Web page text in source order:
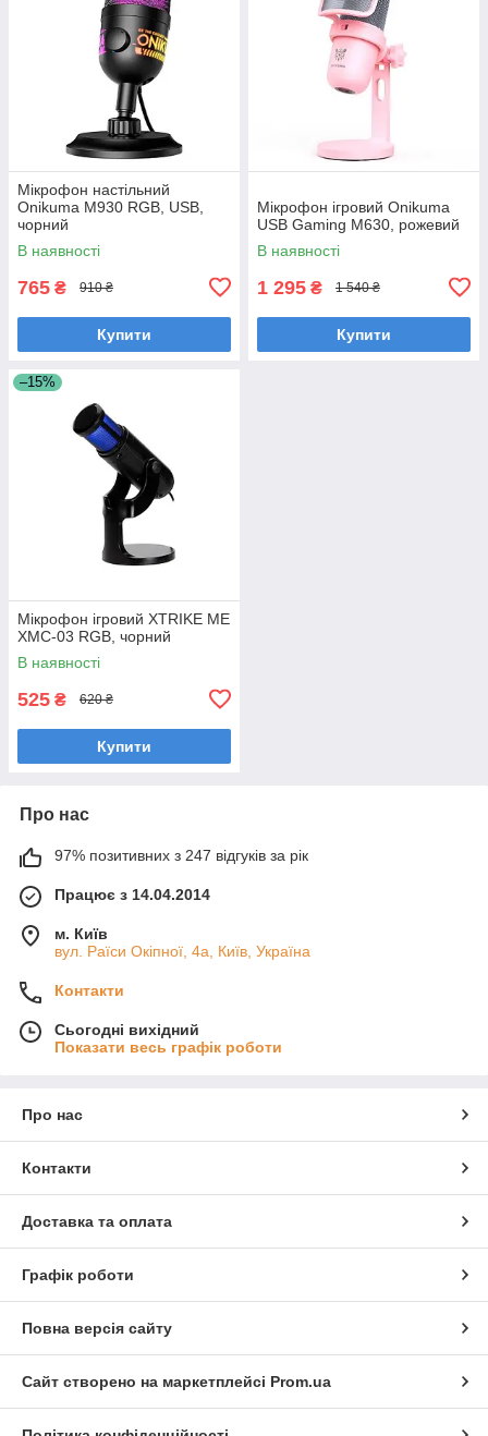
Мікрофон настільний
Onikuma M930 RGB, USB,
чорний
В наявності
765 ₴ 910 ₴
Купити
Мікрофон ігровий Onikuma
USB Gaming M630, рожевий
В наявності
1 295 ₴ 1 540 ₴
Купити
–15%
Мікрофон ігровий XTRIKE ME
XMC-03 RGB, чорний
В наявності
525 ₴ 620 ₴
Купити
Про нас
97% позитивних з 247 відгуків за рік
Працює з 14.04.2014
м. Київ
вул. Раїси Окіпної, 4а, Київ, Україна
Контакти
Сьогодні вихідний
Показати весь графік роботи
Про нас
Контакти
Доставка та оплата
Графік роботи
Повна версія сайту
Сайт створено на маркетплейсі Prom.ua